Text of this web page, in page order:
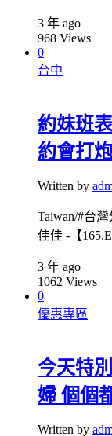
3 年 ago
968 Views
0
台中
約妹班
約會打
Written by
Taiwan/#台
佳佳 -【
3 年 ago
1062 Views
0
優惠專區
今天特
婦 個個
Written by